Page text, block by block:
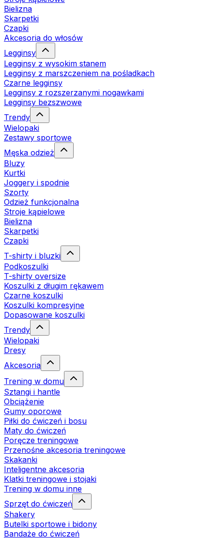
Bielizna
Skarpetki
Czapki
Akcesoria do włosów
Legginsy
Legginsy z wysokim stanem
Legginsy z marszczeniem na pośladkach
Czarne legginsy
Legginsy z rozszerzanymi nogawkami
Legginsy bezszwowe
Trendy
Wielopaki
Zestawy sportowe
Męska odzież
Bluzy
Kurtki
Joggery i spodnie
Szorty
Odzież funkcjonalna
Stroje kąpielowe
Bielizna
Skarpetki
Czapki
T-shirty i bluzki
Podkoszulki
T-shirty oversize
Koszulki z długim rękawem
Czarne koszulki
Koszulki kompresyjne
Dopasowane koszulki
Trendy
Wielopaki
Dresy
Akcesoria
Trening w domu
Sztangi i hantle
Obciążenie
Gumy oporowe
Piłki do ćwiczeń i bosu
Maty do ćwiczeń
Poręcze treningowe
Przenośne akcesoria treningowe
Skakanki
Inteligentne akcesoria
Klatki treningowe i stojaki
Trening w domu inne
Sprzęt do ćwiczeń
Shakery
Butelki sportowe i bidony
Bandaże do ćwiczeń